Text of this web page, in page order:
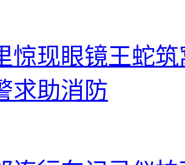
惊现眼镜王蛇
求助消防